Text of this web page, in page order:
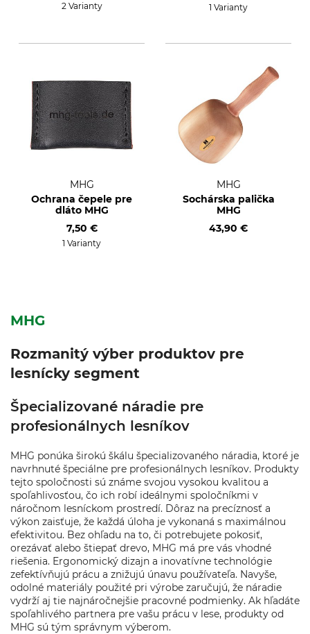
2 Varianty 1 Varianty
MHG
Ochrana čepele pre
dláto MHG
7,50 €
1 Varianty
MHG
Sochárska palička
MHG
43,90 €
MHG
Rozmanitý výber produktov pre
lesnícky segment
Špecializované náradie pre
profesionálnych lesníkov
MHG ponúka širokú škálu špecializovaného náradia, ktoré je
navrhnuté špeciálne pre profesionálnych lesníkov. Produkty
tejto spoločnosti sú známe svojou vysokou kvalitou a
spoľahlivosťou, čo ich robí ideálnymi spoločníkmi v
náročnom lesníckom prostredí. Dôraz na precíznosť a
výkon zaisťuje, že každá úloha je vykonaná s maximálnou
efektivitou. Bez ohľadu na to, či potrebujete pokosiť,
orezávať alebo štiepať drevo, MHG má pre vás vhodné
riešenia. Ergonomický dizajn a inovatívne technológie
zefektívňujú prácu a znižujú únavu používateľa. Navyše,
odolné materiály použité pri výrobe zaručujú, že náradie
vydrží aj tie najnáročnejšie pracovné podmienky. Ak hľadáte
spoľahlivého partnera pre vašu prácu v lese, produkty od
MHG sú tým správnym výberom.